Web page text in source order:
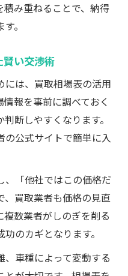
み重ねることで、納得
。
賢い交渉術
には、買取相場表の活用
報を事前に調べておく
断しやすくなります。
の公式サイトで簡単に入
、「他社ではこの価格だ
、買取業者も価格の見直
数業者がしのぎを削る
のカギとなります。
、車種によって変動する